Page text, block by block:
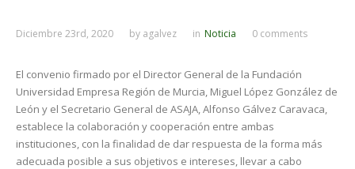
Diciembre 23rd, 2020 by agalvez in Noticia 0 comments
El convenio firmado por el Director General de la Fundación
Universidad Empresa Región de Murcia, Miguel López González de
León y el Secretario General de ASAJA, Alfonso Gálvez Caravaca,
establece la colaboración y cooperación entre ambas
instituciones, con la finalidad de dar respuesta de la forma más
adecuada posible a sus objetivos e intereses, llevar a cabo